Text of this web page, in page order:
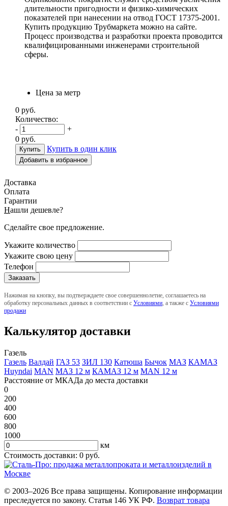
длительности пригодности и физико-химических
показателей при нанесении на отвод ГОСТ 17375-2001.
Купить продукцию Трубмаркета можно на сайте.
Процесс производства и разработки проекта проводится
квалифицированными инженерами строительной
сферы.
Цена за метр
0 руб.
Количество:
-
+
0 руб.
Купить в один клик
Добавить в избранное
Доставка
Оплата
Гарантии
Нашли дешевле?
Сделайте свое предложение.
Укажите количество
Укажите свою цену
Телефон
Нажимая на кнопку, вы подтверждаете свое совершеннолетие, соглашаетесь на
обработку персональных данных в соответствии с Условиями , а также с Условиями
продажи
Калькулятор доставки
Газель
Газель Валдай ГАЗ 53 ЗИЛ 130 Катюша Бычок МАЗ КАМАЗ
Huyndai MAN МАЗ 12 м КАМАЗ 12 м MAN 12 м
Расстояние от МКАДа до места доставки
0
200
400
600
800
1000
км
Стоимость доставки: 0 руб.
© 2003–2026 Все права защищены. Копирование информации
преследуется по закону. Статья 146 УК РФ. Возврат товара